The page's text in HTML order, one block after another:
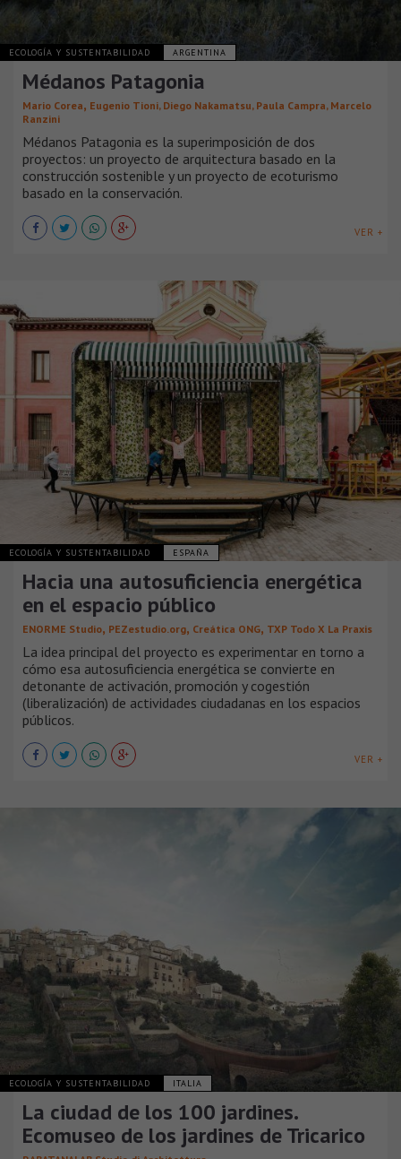
ECOLOGÍA Y SUSTENTABILIDAD ARGENTINA
Médanos Patagonia
Mario Corea, Eugenio Tioni, Diego Nakamatsu, Paula Campra, Marcelo
Ranzini
Médanos Patagonia es la superimposición de dos
proyectos: un proyecto de arquitectura basado en la
construcción sostenible y un proyecto de ecoturismo
basado en la conservación.
VER +
ECOLOGÍA Y SUSTENTABILIDAD ESPAÑA
Hacia una autosuficiencia energética
en el espacio público
ENORME Studio, PEZestudio.org, Creática ONG, TXP Todo X La Praxis
La idea principal del proyecto es experimentar en torno a
cómo esa autosuficiencia energética se convierte en
detonante de activación, promoción y cogestión
(liberalización) de actividades ciudadanas en los espacios
públicos.
VER +
ECOLOGÍA Y SUSTENTABILIDAD ITALIA
La ciudad de los 100 jardines.
Ecomuseo de los jardines de Tricarico